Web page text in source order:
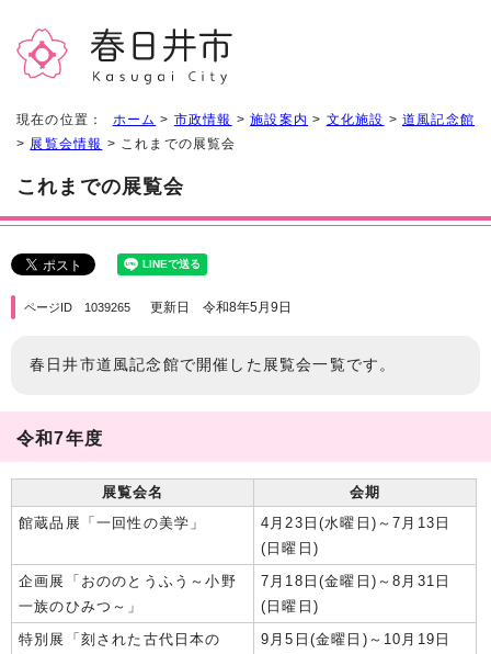
現在の位置： ホーム > 市政情報 >施設案内 > 文化施設 >道風記念館
> 展覧会情報 > これまでの展覧会
これまでの展覧会
ページID 1039265 更新日 令和8年5月9日
春日井市道風記念館で開催した展覧会一覧です。
令和7年度
展覧会名
会期
館蔵品展「一回性の美学」
4月23日(水曜日)～7月13日
(日曜日)
企画展「おののとうふう～小野
一族のひみつ～」
7月18日(金曜日)～8月31日
(日曜日)
特別展「刻された古代日本の
9月5日(金曜日)～10月19日